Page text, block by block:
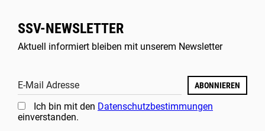
SSV-NEWSLETTER
Aktuell informiert bleiben mit unserem Newsletter
E-Mail Adresse ABONNIEREN
Ich bin mit den Datenschutzbestimmungen
einverstanden.